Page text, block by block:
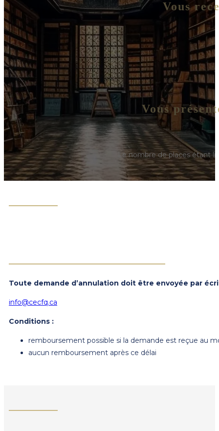
Vous
Vous
Le nombre de places étant
Toute demande d’annulation doit être envoyée par
info@cecfq.ca
Conditions :
remboursement possible si la demande est reçue au
aucun remboursement après ce délai